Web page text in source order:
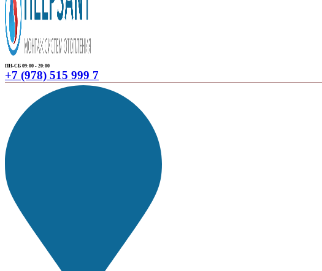
ПН-СБ 09:00 - 20:00
+7 (978) 515 999 7